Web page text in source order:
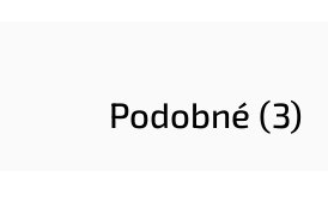
Podobné (3)